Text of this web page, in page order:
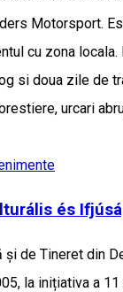
Motorsport.
cu zona locala.
si doua zile de
urcari
és
și de Tineret din
la inițiativa a